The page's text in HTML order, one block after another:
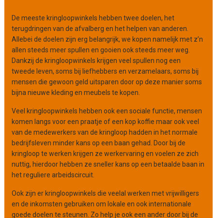
i
s
a
t
i
e
De meeste kringloopwinkels hebben twee doelen, het
terugdringen van de afvalberg en het helpen van anderen.
Allebei de doelen zijn erg belangrijk, we kopen namelijk met z’n
allen steeds meer spullen en gooien ook steeds meer weg.
Dankzij de kringloopwinkels krijgen veel spullen nog een
tweede leven, soms bij liefhebbers en verzamelaars, soms bij
mensen die gewoon geld uitsparen door op deze manier soms
bijna nieuwe kleding en meubels te kopen.
Veel kringloopwinkels hebben ook een sociale functie, mensen
komen langs voor een praatje of een kop koffie maar ook veel
van de medewerkers van de kringloop hadden in het normale
bedrijfsleven minder kans op een baan gehad. Door bij de
kringloop te werken krijgen ze werkervaring en voelen ze zich
nuttig, hierdoor hebben ze sneller kans op een betaalde baan in
het reguliere arbeidscircuit.
Ook zijn er kringloopwinkels die veelal werken met vrijwilligers
en de inkomsten gebruiken om lokale en ook internationale
goede doelen te steunen. Zo help je ook een ander door bij de